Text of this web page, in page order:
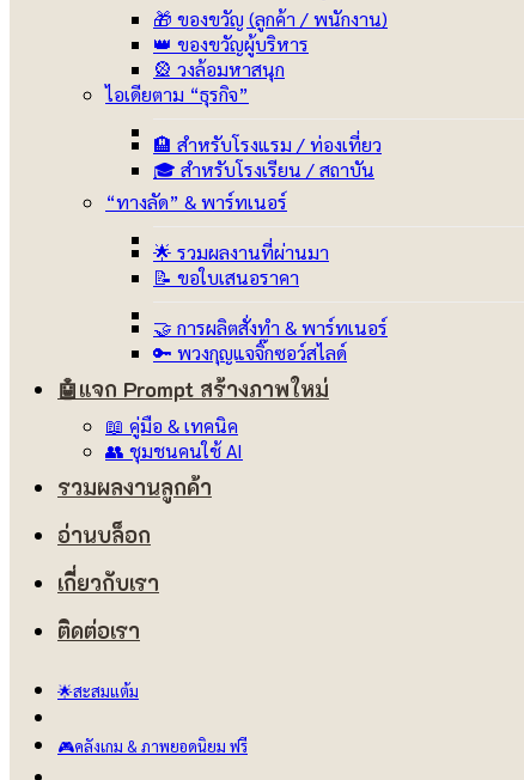
🎁 ของขวัญ (ลูกค้า / พนักงาน)
👑 ของขวัญผู้บริหาร
🎡 วงล้อมหาสนุก
ไอเดียตาม “ธุรกิจ”
🏨 สำหรับโรงแรม / ท่องเที่ยว
🎓 สำหรับโรงเรียน / สถาบัน
“ทางลัด” & พาร์ทเนอร์
🌟 รวมผลงานที่ผ่านมา
📝 ขอใบเสนอราคา
🤝 การผลิตสั่งทำ & พาร์ทเนอร์
🔑 พวงกุญแจจิ๊กซอว์สไลด์
🤖แจก Prompt สร้างภาพ
📖 คู่มือ & เทคนิค
👥 ชุมชนคนใช้ AI
รวมผลงานลูกค้า
อ่านบล็อก
เกี่ยวกับเรา
ติดต่อเรา
🌟สะสมแต้ม
🎮คลังเกม & ภาพยอดนิยม ฟรี